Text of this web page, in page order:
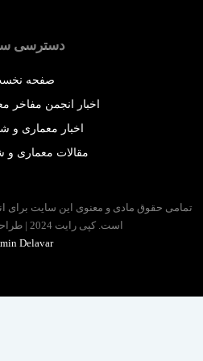
دسترسی سریع
صفحه نخست
اخبار انجمن مفاخر معماری
اخبار معماری و
مقالات معماری و
حقوق مادی و معنوی این سایت برای انجمن
است. کپی رایت 2024 | طراحی و توسعه توسط
Amin Delavar